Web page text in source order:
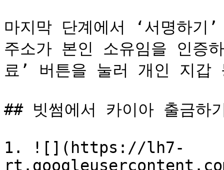
마지막 단계에서 ‘서명하기
주소가 본인 소유임을 인증
료’ 버튼을 눌러 개인 지갑
## 빗썸에서 카이아 출금하
1. ![](https://lh7-